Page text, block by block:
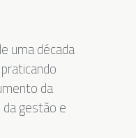
uma década
da
gestão e